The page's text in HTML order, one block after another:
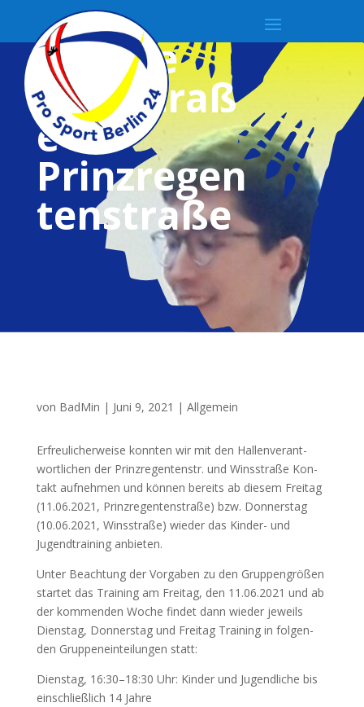
Update
Winsstraß
e &
Prinzregen
tenstraße
von BadMin | Juni 9, 2021 | Allgemein
Erfreu­li­cher­wei­se konn­ten wir mit den Hal­len­ver­ant­
wort­li­chen der Prinz­re­gen­ten­str. und Wins­stra­ße Kon­
takt auf­neh­men und kön­nen bereits ab die­sem Frei­tag
(11.06.2021, Prinz­re­gen­ten­stra­ße) bzw. Don­ners­tag
(10.06.2021, Wins­stra­ße) wie­der das Kin­der- und
Jugend­trai­ning anbieten.
Unter Beach­tung der Vor­ga­ben zu den Grup­pen­grö­ßen
star­tet das Trai­ning am Frei­tag, den 11.06.2021 und ab
der kom­men­den Woche fin­det dann wie­der jeweils
Diens­tag, Don­ners­tag und Frei­tag Trai­ning in fol­gen­
den Grup­pen­ein­tei­lun­gen statt:
Diens­tag, 16:30–18:30 Uhr: Kin­der und Jugend­li­che bis
ein­schließ­lich 14 Jah­re